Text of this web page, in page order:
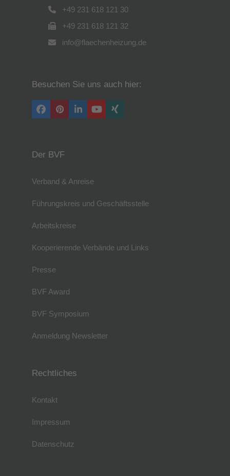
+49 231 618 121 30
+49 231 618 121 32
info@flaechenheizung.de
Besuchen Sie uns auch hier:
Facebook
PinterestLinkedInYouTube
Xing
Der BVF
Verband & Anreise
Führungskreis und Geschäftsstelle
Arbeitskreise
Kooperierende Verbände und Links
Presse
BVF Award
BVF Symposium
Anmeldung Newsletter
Rechtliches
Kontakt
Impressum
Datenschutz